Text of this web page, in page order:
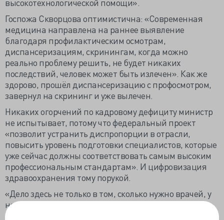
Госпожа Скворцова оптимистична: «Современная
медицина направлена на раннее выявление
благодаря профилактическим осмотрам,
диспансеризациям, скринингам, когда можно
реально проблему решить, не будет никаких
последствий, человек может быть излечен». Как же
здорово, прошёл диспансеризацию с профосмотром,
завернул на скрининг и уже вылечен.
Никаких огорчений по кадровому дефициту министр
не испытывает, потому что федеральный проект
«позволит устранить диспропорции в отрасли,
повысить уровень подготовки специалистов, которые
уже сейчас должны соответствовать самым высоким
профессиональным стандартам». И цифровизация
здравоохранения тому порукой.
«Дело здесь не только в том, сколько нужно врачей, у
нас их не меньше, чем в странах Западной Европы.
Просто они по-другому распределены внутри отрасли,